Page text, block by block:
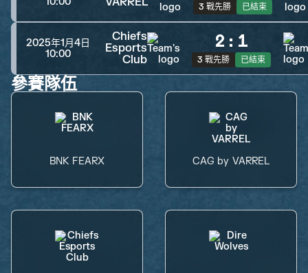
3 戰先勝 已結束
2025年1月4日
10:00
Chiefs
Esports
Club
2 : 1
3 戰先勝 已結束
參賽隊伍
BNK FEARX CAG by VARREL